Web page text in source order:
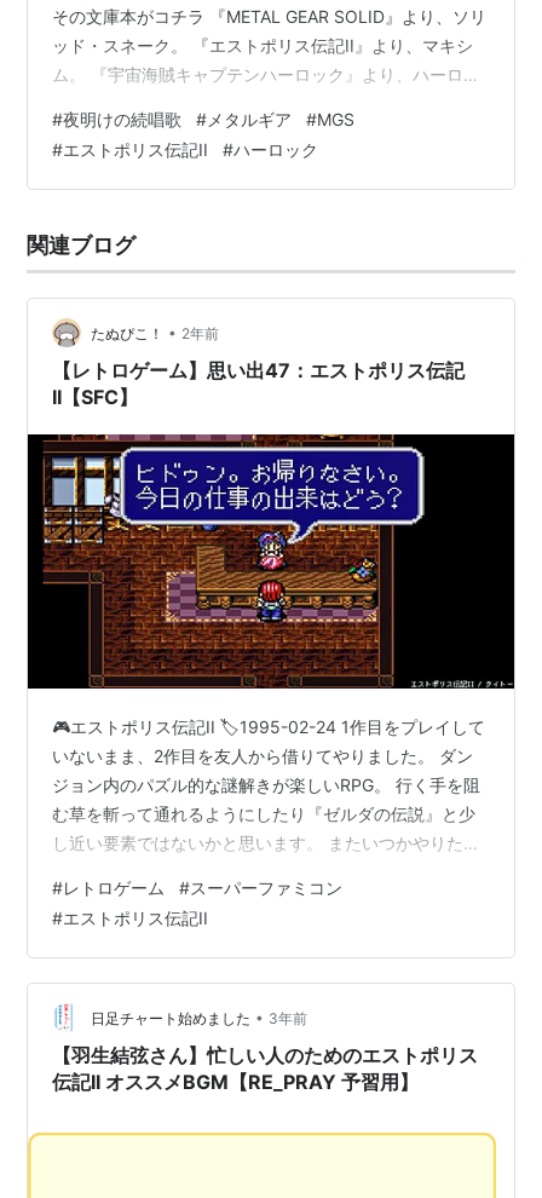
その文庫本がコチラ 『METAL GEAR SOLID』より、ソリ
ッド・スネーク。 『エストポリス伝記II』より、マキシ
ム。 『宇宙海賊キャプテンハーロック』より、ハーロッ
#夜明けの続唱歌 # メタルギア #MGS
#エストポリス伝記II #ハーロック
関連ブログ
たぬぴこ！ • 2年前
【レトロゲーム】思い出47：エストポリス伝記
II【SFC】
🎮エストポリス伝記II 🏷️1995-02-24 1作目をプレイして
いないまま、2作目を友人から借りてやりました。 ダン
ジョン内のパズル的な謎解きが楽しいRPG。 行く手を阻
む草を斬って通れるようにしたり『ゼルダの伝説』と少
し近い要素ではないかと思います。 またいつかやりたい
ね。 上のゲーム画面では主人公の名前を変えていますけ
ど、もとの名前はマキシム。 赤い髪が印象的です。
▽2019,05,17 Painted.
#レトロゲーム #スーパーファミコン
#エストポリス伝記II
日足チャート始めました • 3年前
【羽生結弦さん】忙しい人のためのエストポリス
伝記II オススメBGM【RE_PRAY 予習用】